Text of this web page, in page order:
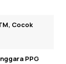
Cocok
PPG